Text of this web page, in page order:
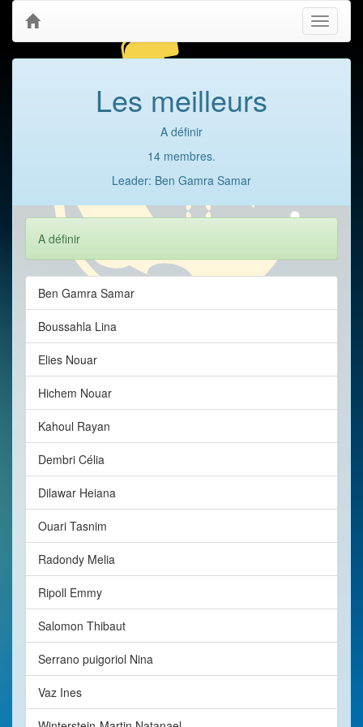
Toggle
Les meilleurs
A définir
14 membres.
Leader: Ben Gamra Samar
A définir
Ben Gamra Samar
Boussahla Lina
Elies Nouar
Hichem Nouar
Kahoul Rayan
Dembri Célia
Dilawar Heiana
Ouari Tasnim
Radondy Melia
Ripoll Emmy
Salomon Thibaut
Serrano puigoriol Nina
Vaz Ines